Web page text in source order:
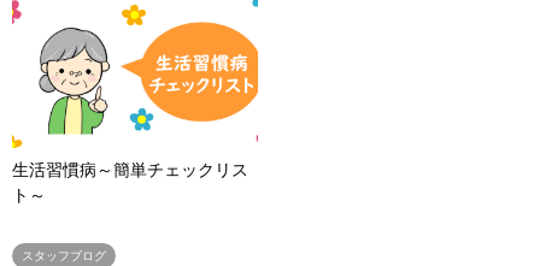
生活習慣病～簡単チェックリス
ト～
スタッフブログ